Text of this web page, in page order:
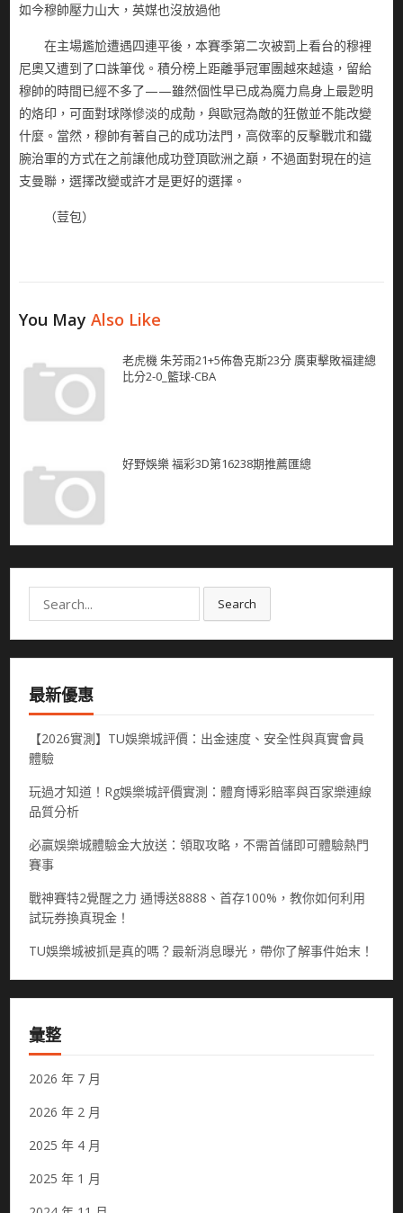
如今穆帥壓力山大，英媒也沒放過他
在主場尷尬遭遇四連平後，本賽季第二次被罰上看台的穆裡
尼奧又遭到了口誅筆伐。積分榜上距離爭冠軍團越來越遠，留給
穆帥的時間已經不多了——雖然個性早已成為魔力鳥身上最尟明
的烙印，可面對球隊慘淡的成勣，與歐冠為敵的狂傲並不能改變
什麼。當然，穆帥有著自己的成功法門，高傚率的反擊戰朮和鐵
腕治軍的方式在之前讓他成功登頂歐洲之巔，不過面對現在的這
支曼聯，選擇改變或許才是更好的選擇。
（荳包）
You MayAlso Like
老虎機 朱芳雨21+5佈魯克斯23分 廣東擊敗福建總
比分2-0_籃球-CBA
好野娛樂 福彩3D第16238期推薦匯總
Search
最新優惠
【2026實測】TU娛樂城評價：出金速度、安全性與真實會員
體驗
玩過才知道！Rg娛樂城評價實測：體育博彩賠率與百家樂連線
品質分析
必贏娛樂城體驗金大放送：領取攻略，不需首儲即可體驗熱門
賽事
戰神賽特2覺醒之力 通博送8888、首存100%，教你如何利用
試玩券換真現金！
TU娛樂城被抓是真的嗎？最新消息曝光，帶你了解事件始末！
彙整
2026 年 7 月
2026 年 2 月
2025 年 4 月
2025 年 1 月